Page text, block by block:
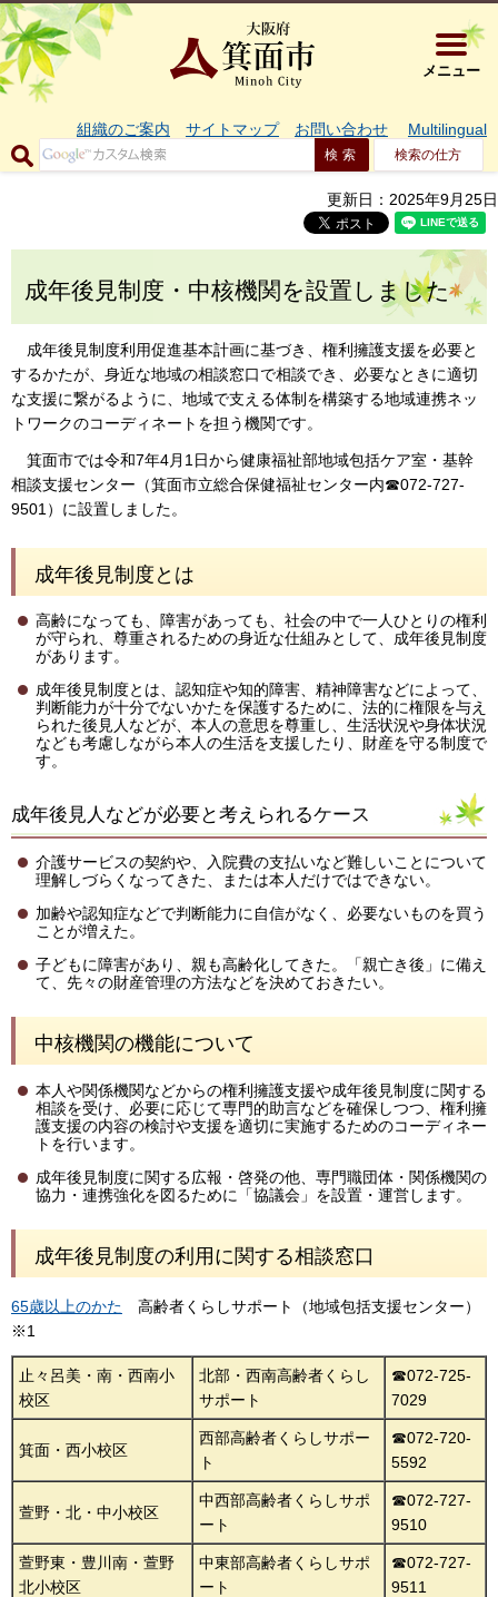
大阪府箕
メニュー
組織のご案内 サイトマップ お問い合わせ Multilingual
検索の仕方
更新日：2025年9月25日
成年後見制度・中核機関を設置しました
成年後見制度利用促進基本計画に基づき、権利擁護支援を必要と
するかたが、身近な地域の相談窓口で相談でき、必要なときに適切
な支援に繋がるように、地域で支える体制を構築する地域連携ネッ
トワークのコーディネートを担う機関です。
箕面市では令和7年4月1日から健康福祉部地域包括ケア室・基幹
相談支援センター（箕面市立総合保健福祉センター内☎072-727-
9501）に設置しました。
成年後見制度とは
高齢になっても、障害があっても、社会の中で一人ひとりの権利
が守られ、尊重されるための身近な仕組みとして、成年後見制度
があります。
成年後見制度とは、認知症や知的障害、精神障害などによって、
判断能力が十分でないかたを保護するために、法的に権限を与え
られた後見人などが、本人の意思を尊重し、生活状況や身体状況
なども考慮しながら本人の生活を支援したり、財産を守る制度で
す。
成年後見人などが必要と考えられるケース
介護サービスの契約や、入院費の支払いなど難しいことについて
理解しづらくなってきた、または本人だけではできない。
加齢や認知症などで判断能力に自信がなく、必要ないものを買う
ことが増えた。
子どもに障害があり、親も高齢化してきた。「親亡き後」に備え
て、先々の財産管理の方法などを決めておきたい。
中核機関の機能について
本人や関係機関などからの権利擁護支援や成年後見制度に関する
相談を受け、必要に応じて専門的助言などを確保しつつ、権利擁
護支援の内容の検討や支援を適切に実施するためのコーディネー
トを行います。
成年後見制度に関する広報・啓発の他、専門職団体・関係機関の
協力・連携強化を図るために「協議会」を設置・運営します。
成年後見制度の利用に関する相談窓口
65歳以上のかた 高齢者くらしサポート（地域包括支援センター）
※1
止々呂美・南・西南小
校区
北部・西南高齢者くらし
サポート
☎072-725-
7029
箕面・西小校区
西部高齢者くらしサポー
ト
☎072-720-
5592
萱野・北・中小校区
中西部高齢者くらしサポ
ート
☎072-727-
9510
萱野東・豊川南・萱野
北小校区
中東部高齢者くらしサポ
ート
☎072-727-
9511